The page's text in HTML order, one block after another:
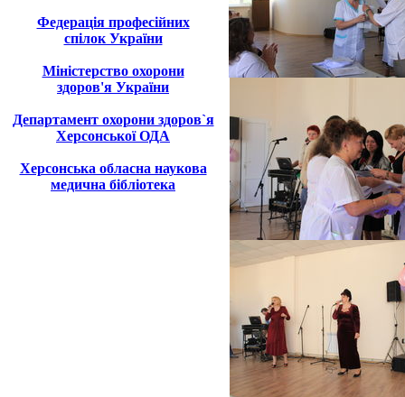
Федерація професійних
спілок України
Міністерство охорони
здоров'я України
Департамент охорони здоров`я
Херсонської ОДА
Херсонська обласна наукова
медична бібліотека